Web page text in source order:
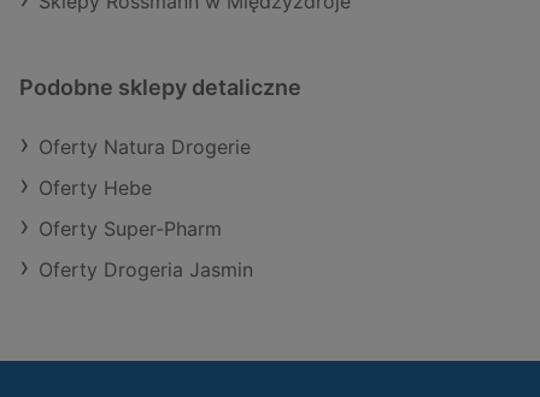
Podobne sklepy detaliczne
Oferty Natura Drogerie
Oferty Hebe
Oferty Super-Pharm
Oferty Drogeria Jasmin